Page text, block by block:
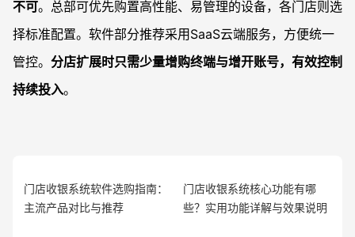
不可。总部可优先购置高性能、易管理的设备，各门店则选
择标准配置。软件部分推荐采用SaaS云端服务，方便统一
管控。 分店扩展时只需少量增购终端与增开账号，有效控制
持续投入。
门店收银系统软件选购指南：
主流产品对比与推荐
门店收银系统核心功能有哪
些？实用功能详解与效果说明